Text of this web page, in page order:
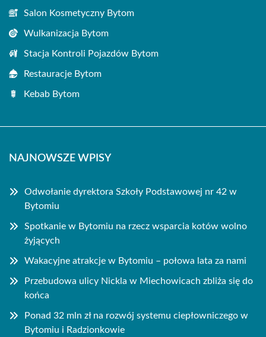
Salon Kosmetyczny Bytom
Wulkanizacja Bytom
Stacja Kontroli Pojazdów Bytom
Restauracje Bytom
Kebab Bytom
NAJNOWSZE WPISY
Odwołanie dyrektora Szkoły Podstawowej nr 42 w
Bytomiu
Spotkanie w Bytomiu na rzecz wsparcia kotów wolno
żyjących
Wakacyjne atrakcje w Bytomiu – połowa lata za nami
Przebudowa ulicy Nickla w Miechowicach zbliża się do
końca
Ponad 32 mln zł na rozwój systemu ciepłowniczego w
Bytomiu i Radzionkowie